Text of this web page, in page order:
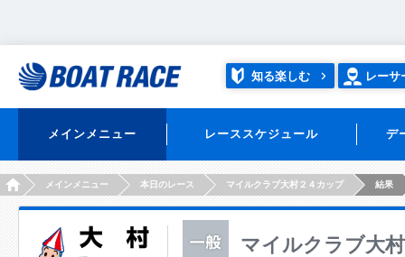
知る楽しむ レーサ
メインメニュー レーススケジュール デ
HOMEメインメニュー 本日のレース マイルクラブ大村２４カップ 結果
マイルクラブ大